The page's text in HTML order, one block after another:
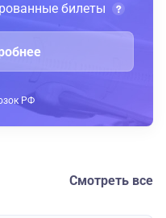
билеты
РФ
Смотреть все